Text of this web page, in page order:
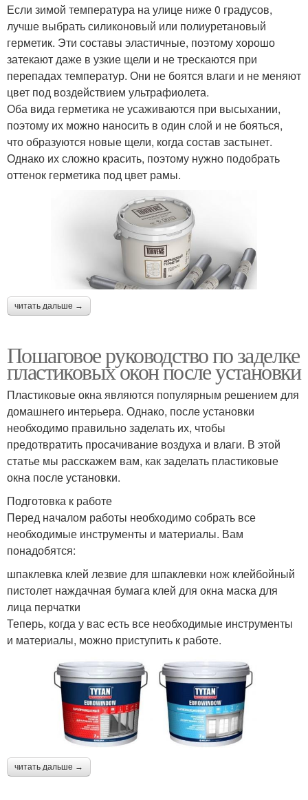
Если зимой температура на улице ниже 0 градусов,
лучше выбрать силиконовый или полиуретановый
герметик. Эти составы эластичные, поэтому хорошо
затекают даже в узкие щели и не трескаются при
перепадах температур. Они не боятся влаги и не меняют
цвет под воздействием ультрафиолета.
Оба вида герметика не усаживаются при высыхании,
поэтому их можно наносить в один слой и не бояться,
что образуются новые щели, когда состав застынет.
Однако их сложно красить, поэтому нужно подобрать
оттенок герметика под цвет рамы.
читать дальше →
Пошаговое руководство по заделке
пластиковых окон после установки
Пластиковые окна являются популярным решением для
домашнего интерьера. Однако, после установки
необходимо правильно заделать их, чтобы
предотвратить просачивание воздуха и влаги. В этой
статье мы расскажем вам, как заделать пластиковые
окна после установки.
Подготовка к работе
Перед началом работы необходимо собрать все
необходимые инструменты и материалы. Вам
понадобятся:
шпаклевка клей лезвие для шпаклевки нож клейбойный
пистолет наждачная бумага клей для окна маска для
лица перчатки
Теперь, когда у вас есть все необходимые инструменты
и материалы, можно приступить к работе.
читать дальше →